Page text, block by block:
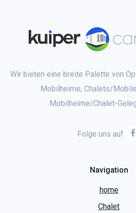
Wir bieten eine breite Palette von
Mobilheime/Chalet-
Folge uns auf
Navigation
Chalet
Mobilheime
Chaletbau